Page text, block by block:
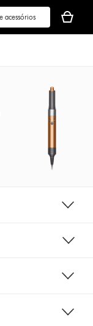
seu
cesto